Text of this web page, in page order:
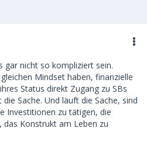
gar nicht so kompliziert sein.
Mindset haben, finanzielle
Status direkt Zugang zu SBs
Sache. Und läuft die Sache, sind
Investitionen zu tätigen, die
Konstrukt am Leben zu